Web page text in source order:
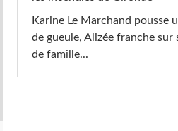
Karine Le Marchand pousse
de gueule, Alizée franche sur
de famille...